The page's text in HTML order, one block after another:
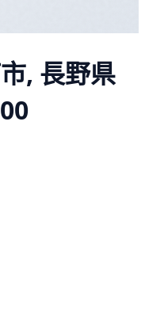
, 長野県